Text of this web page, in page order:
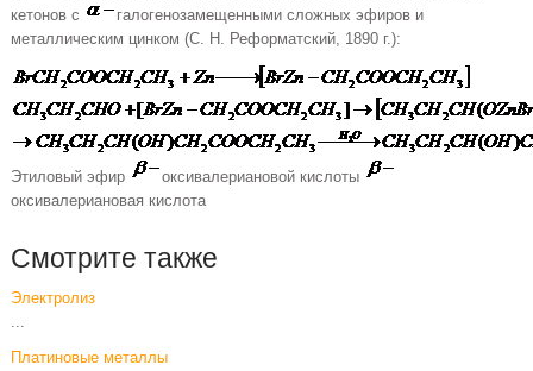
кетонов с
галогенозамещенными сложных эфиров и
металлическим цинком (С. Н. Реформатский, 1890 г.):
Этиловый эфир
оксивалериановой кислоты
оксивалериановая кислота
Смотрите также
Электролиз
...
Платиновые металлы